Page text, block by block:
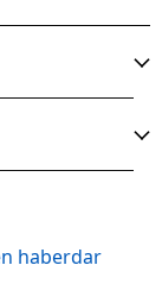
haberdar